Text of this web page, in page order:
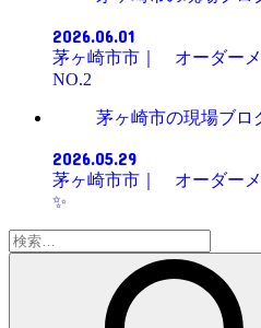
2026.06.01
茅ヶ崎市市｜ オーダー
NO.2
茅ヶ崎市の現場ブロ
2026.05.29
茅ヶ崎市市｜ オーダー
✨
検
索: